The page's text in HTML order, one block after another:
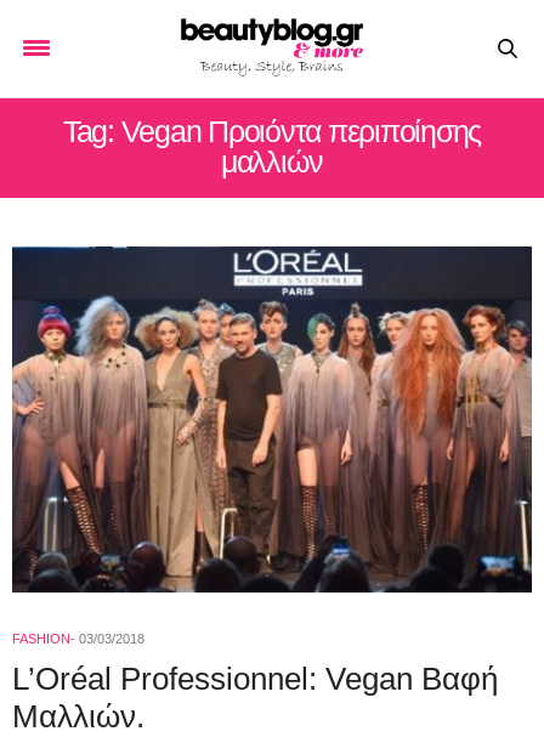
Tag: Vegan Προιόντα περιποίησης
μαλλιών
FASHION 03/03/2018
L’Oréal Professionnel: Vegan Βαφή
Μαλλιών.